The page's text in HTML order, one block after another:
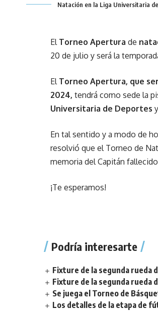
Natación en la Liga Universitaria
El Torneo Apertura de
20 de julio y será la
El Torneo Apertura, que
2024, tendrá como sede la
Universitaria de Deportes
En tal sentido y a modo de
resolvió que el Torneo de
memoria del Capitán
¡Te esperamos!
Podría interesarte
Fixture de la segunda rueda
Fixture de la segunda rueda
Se juega el Torneo de
Los detalles de la etapa de